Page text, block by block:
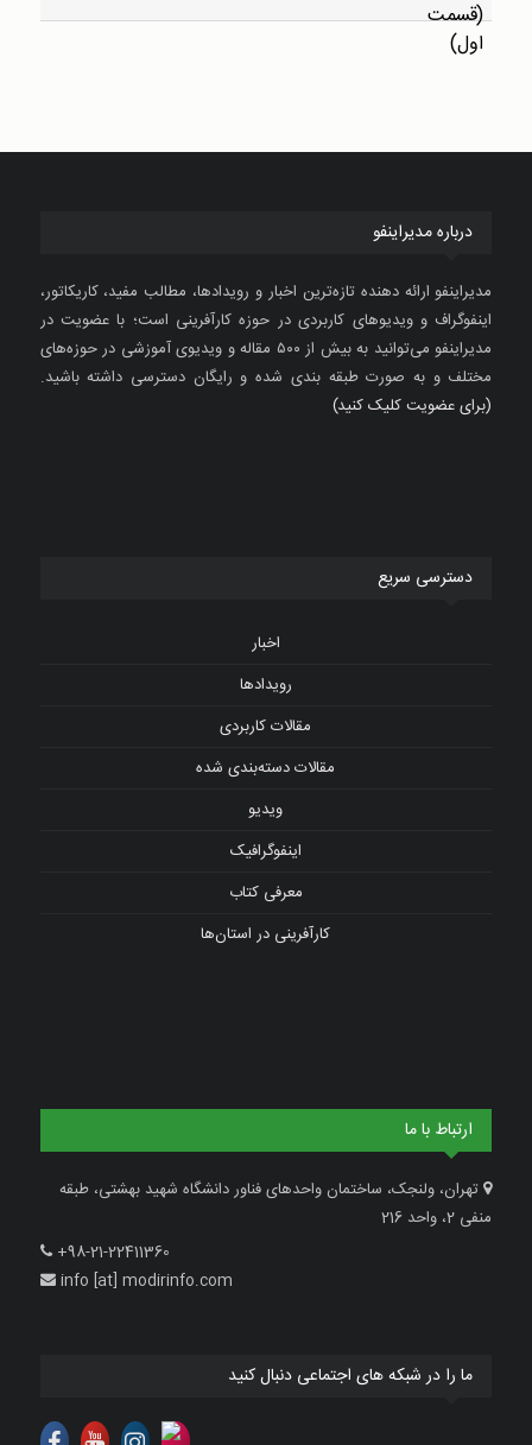
درباره مدیراینفو
مدیراینفو ارائه دهنده تازه‌ترین اخبار و رویدادها، مطالب مفید، کاریکاتور،
اینفوگراف و ویدیوهای کاربردی در حوزه کارآفرینی است؛ با عضویت در
مدیراینفو می‌توانید به بیش از ۵۰۰ مقاله و ویدیوی آموزشی در حوزه‌های
مختلف و به صورت طبقه بندی شده و رایگان دسترسی داشته باشید.
(برای عضویت کلیک کنید)
دسترسی سریع
اخبار
رویدادها
مقالات کاربردی
مقالات دسته‌بندی شده
ویدیو
اینفوگرافیک
معرفی کتاب
کارآفرینی در استان‌ها
ارتباط با ما
تهران، ولنجک، ساختمان واحدهای فناور دانشگاه شهید بهشتی، طبقه
منفی 2، واحد 216
+98-21-22411360
info [at] modirinfo.com
ما را در شبکه های اجتماعی دنبال کنید